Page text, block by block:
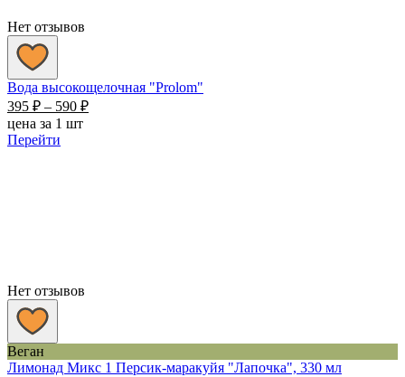
Нет отзывов
Вода высокощелочная "Prolom"
395 ₽ – 590 ₽Диапазон
цена за 1 шт
Перейти
Нет отзывов
Веган
Лимонад Микс 1 Персик-маракуйя "Лапочка", 330 мл